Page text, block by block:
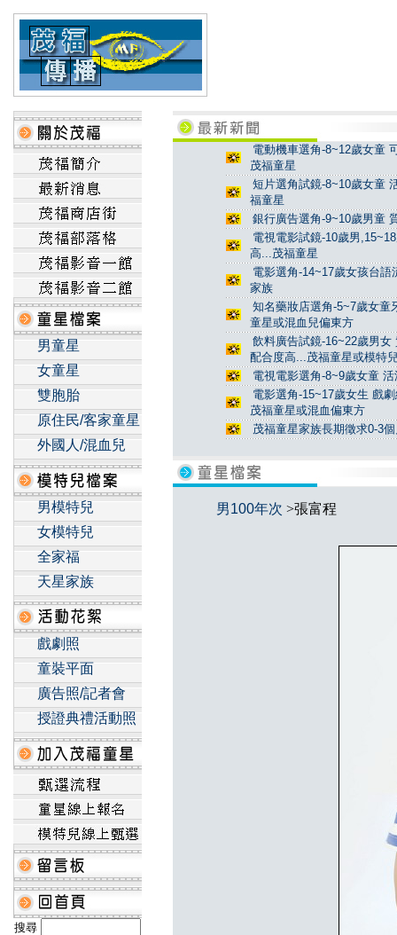
男童星
女童星
雙胞胎
原住民/客家童星
外國人/混血兒
男模特兒
女模特兒
全家福
天星家族
戲劇照
童裝平面
廣告照/記者會
授證典禮活動照
搜尋
電動機車選角-8~12歲女童
茂福童星
短片選角試鏡-8~10歲女童
福童星
銀行廣告選角-9~10歲男童
電視電影試鏡-10歲男
高...茂福童星
電影選角-14~17歲女孩台
家族
知名藥妝店選角-5~7歲女童
童星或混血兒偏東方
飲料廣告試鏡-16~22歲男
配合度高...茂福童星或模特
電視電影選角-8~9歲女童
電影選角-15~17歲女生 戲
茂福童星或混血偏東方
茂福童星家族長期徵求0-3
男100年次 >張富程